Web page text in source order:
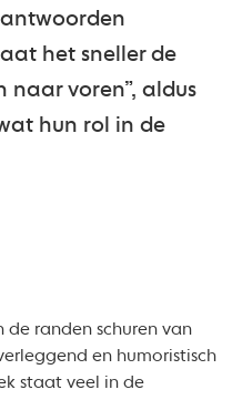
het sneller de
naar voren”, aldus
hun rol in de
de randen schuren van
en humoristisch
staat veel in de